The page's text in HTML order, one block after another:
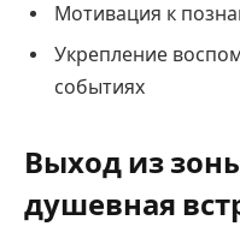
Мотивация к
Укрепление
событиях
Выход из
душевная